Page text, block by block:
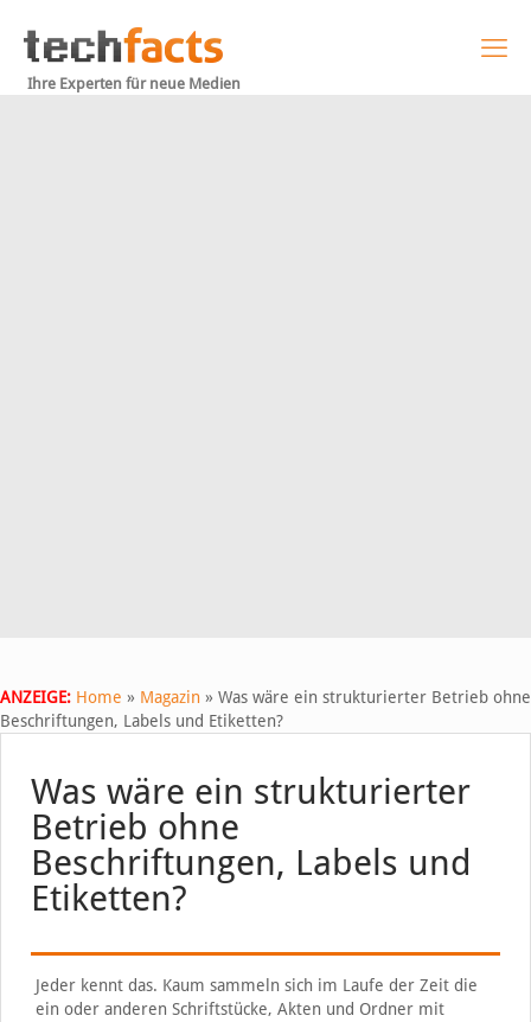
Ihre Experten für neue Medien
ANZEIGE: Home » Magazin » Was wäre ein strukturierter Betrieb ohne
Beschriftungen, Labels und Etiketten?
Was wäre ein strukturierter
Betrieb ohne
Beschriftungen, Labels und
Etiketten?
Jeder kennt das. Kaum sammeln sich im Laufe der Zeit die
ein oder anderen Schriftstücke, Akten und Ordner mit